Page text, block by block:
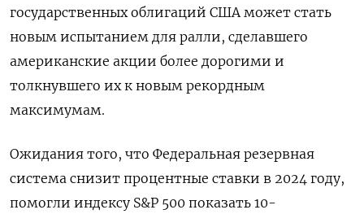
государственных облигаций США может стать
новым испытанием для ралли, сделавшего
американские акции более дорогими и
толкнувшего их к новым рекордным
максимумам.
Ожидания того, что Федеральная резервная
система снизит процентные ставки в 2024 году,
помогли индексу S&P 500 показать 10-